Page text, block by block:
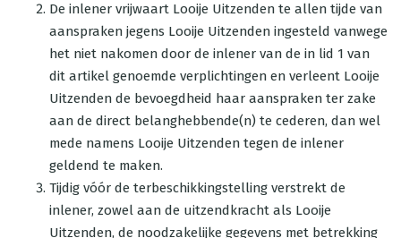
De inlener vrijwaart Looije Uitzenden te allen tijde van
aanspraken jegens Looije Uitzenden ingesteld vanwege
het niet nakomen door de inlener van de in lid 1 van
dit artikel genoemde verplichtingen en verleent Looije
Uitzenden de bevoegdheid haar aanspraken ter zake
aan de direct belanghebbende(n) te cederen, dan wel
mede namens Looije Uitzenden tegen de inlener
geldend te maken.
Tijdig vóór de terbeschikkingstelling verstrekt de
inlener, zowel aan de uitzendkracht als Looije
Uitzenden, de noodzakelijke gegevens met betrekking